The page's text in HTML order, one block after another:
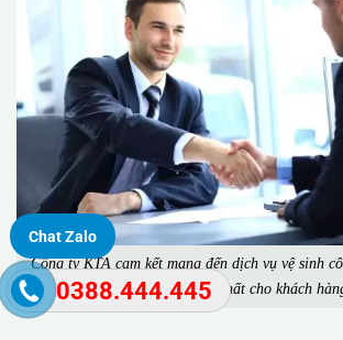
Công ty KTA cam kết mang đến dịch vụ vệ sinh
chất lượng nhất cho khách
Chat Zalo
0388.444.445